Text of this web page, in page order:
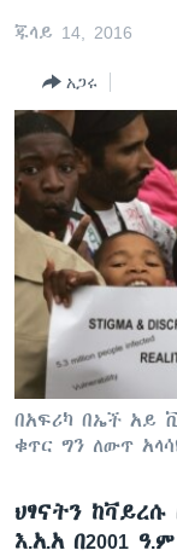
እለፍ
ይዘት
እለፍLearning English
ይከተሉን
ቋንቋዎች
ጁላይ 14, 2016
አጋሩ
በአፍሪካ በኤች አይ
ቁጥር ግን ለውጥ
ህፃናትን
እ.አ.አ በ2001